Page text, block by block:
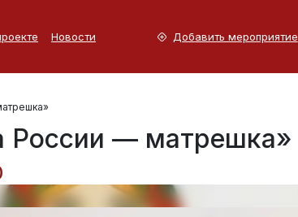
Новости Добавить мероприятие
России — матрешка»